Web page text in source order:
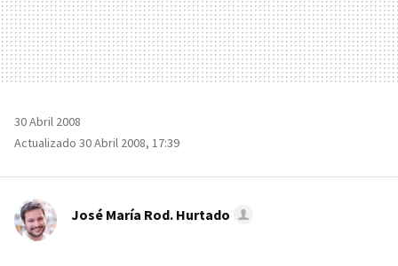
30 Abril 2008
Actualizado 30 Abril 2008, 17:39
José María Rod. Hurtado